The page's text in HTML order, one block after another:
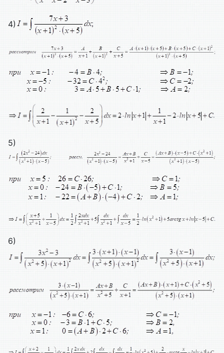
4)
5)
6)